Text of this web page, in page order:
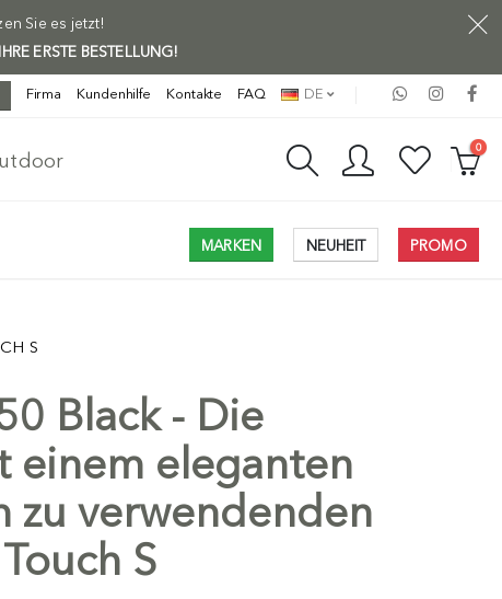
Sie es jetzt!
ERSTE BESTELLUNG!
Firma Kundenhilfe Kontakte FAQ DE
0
MARKEN NEUHEIT PROMO
S
Black - Die
einem eleganten
zu verwendenden
S